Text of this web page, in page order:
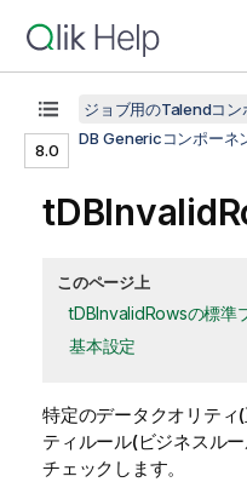
8.0
ジョブ用のTalendコン
DB Genericコンポーネ
このページ上
tDBInvalidRowsの標準
基本設定
特定のデータクオリティ
ティルール(ビジネスル
チェックします。